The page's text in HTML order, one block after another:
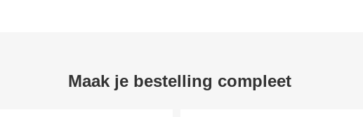
Maak je bestelling compleet